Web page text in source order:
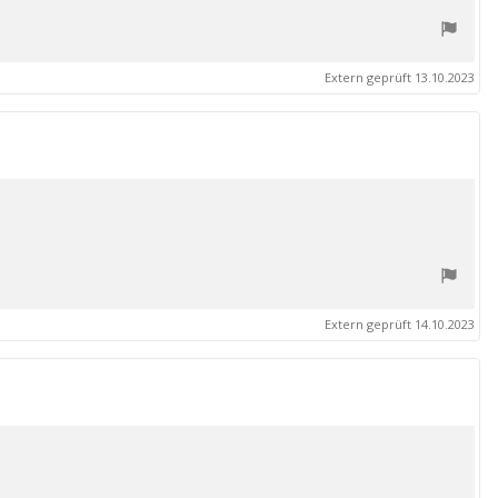
Extern geprüft 13.10.2023
Extern geprüft 14.10.2023